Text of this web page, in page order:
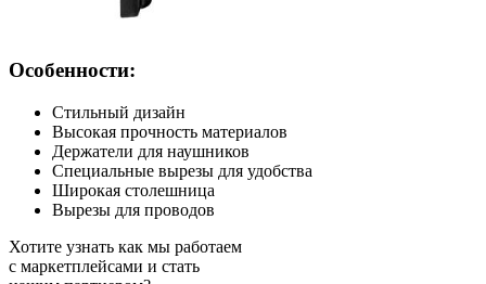
Особенности:
Стильный дизайн
Высокая прочность материалов
Держатели для наушников
Специальные вырезы для удобства
Широкая столешница
Вырезы для проводов
Хотите узнать как мы работаем
с маркетплейсами и стать